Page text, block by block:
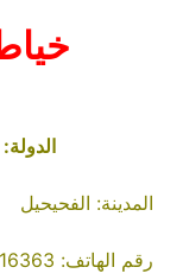
المدينة: الفحيحيل
رقم الهاتف: 23916363